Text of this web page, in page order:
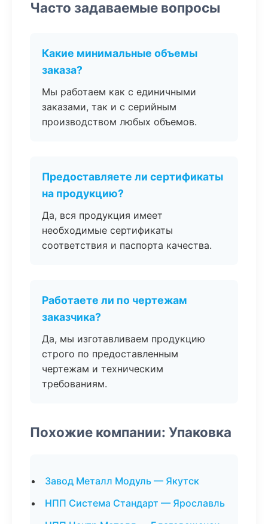
Часто задаваемые вопросы
Какие минимальные объемы
заказа?
Мы работаем как с единичными
заказами, так и с серийным
производством любых объемов.
Предоставляете ли сертификаты
на продукцию?
Да, вся продукция имеет
необходимые сертификаты
соответствия и паспорта качества.
Работаете ли по чертежам
заказчика?
Да, мы изготавливаем продукцию
строго по предоставленным
чертежам и техническим
требованиям.
Похожие компании: Упаковка
Завод Металл Модуль — Якутск
НПП Система Стандарт — Ярославль